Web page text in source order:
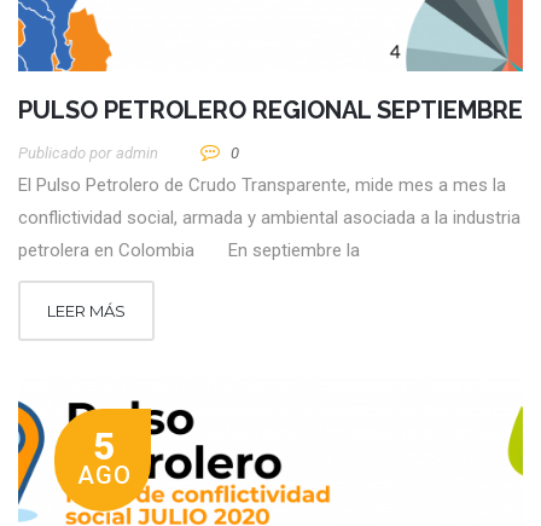
PULSO PETROLERO REGIONAL SEPTIEMBRE
Publicado por Admin 0
El Pulso Petrolero de Crudo Transparente, mide mes a mes la
conflictividad social, armada y ambiental asociada a la industria
petrolera en Colombia En septiembre la
LEER MÁS
5
AGO